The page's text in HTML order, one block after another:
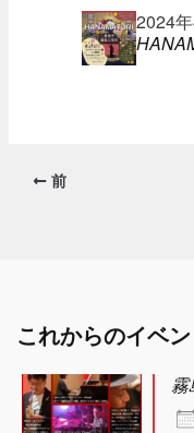
2024
前
これからのイベン
霧